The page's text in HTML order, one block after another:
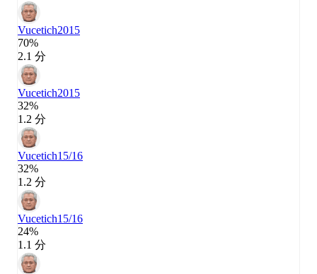
Vucetich2015
70%
2.1 分
Vucetich2015
32%
1.2 分
Vucetich15/16
32%
1.2 分
Vucetich15/16
24%
1.1 分